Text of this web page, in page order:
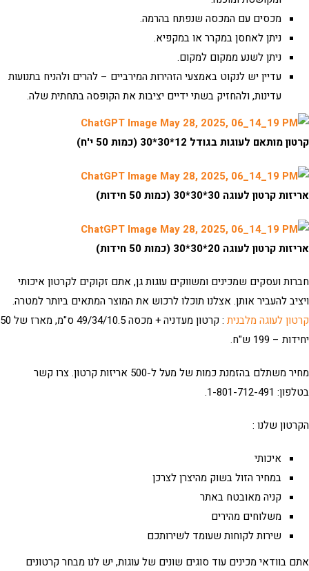
מכסים עם המכסה שנפתח בהרמה.
ניתן לאחסן במקרר או במקפיא.
ניתן לשנע ממקום למקום.
עדיין יש לנקוט באמצעי הזהירות המירביים – להרים ולהניח בתנועות
עדינות, ולהחזיק בשתי ידיים יציבות את הקופסה בתחתית שלה.
מותאם לעוגות בגודל 12*30*30 (כמות 50 י'ח)
קרטון לעוגה 30*30*30 (כמות 50 חידות)
קרטון לעוגה 20*30*30 (כמות 50 חידות)
ועסקים שמכינים ומשווקים עוגות גן, אתם זקוקים לקרטון איכותי
להעביר אותן. אצלנו תוכלו לרכוש את המוצר המתאים ביותר למטרה.
לעוגה מלבנית
: קרטון מעדניה + מכסה 49/34/10.5 ס"מ, מארז של 50
– 199 ש"ח.
מחיר משתלם בהזמנת כמות של מעל ל-500 אריזות קרטון. צרו קשר
801-712-491.
שלנו :
איכותי
במחיר הזול בשוק מהיצרן לצרכן
קניה מאובטח באתר
משלוחים מהירים
שירות לקוחות שעומד לשירותכם
בוודאי מכינים עוד סוגים שונים של עוגות, יש לנו מבחר קרטונים